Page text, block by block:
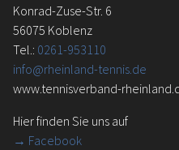
Konrad-Zuse-Str. 6
56075 Koblenz
Tel.: 0261-953110
info@rheinland-tennis.de
www.tennisverband-
Hier finden Sie uns auf
→ Facebook